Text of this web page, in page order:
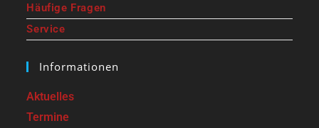
Häufige Fragen
Service
Informationen
Aktuelles
Termine